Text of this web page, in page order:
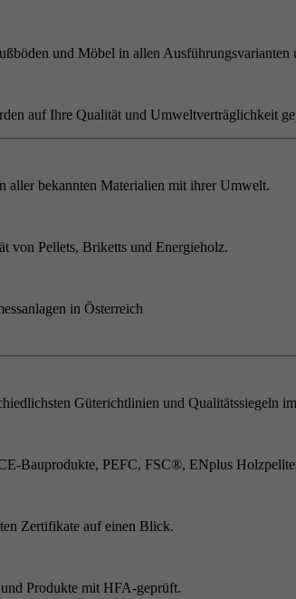
und Möbel in allen Ausführungsvarianten
auf Ihre Qualität und Umweltverträglichkeit
aller bekannten Materialien mit ihrer Umwelt.
von Pellets, Briketts und Energieholz.
in Österreich
Güterichtlinien und Qualitätssiegeln
Bauprodukte, PEFC, FSC®, ENplus
Zertifikate auf einen Blick.
Produkte mit HFA-geprüft.